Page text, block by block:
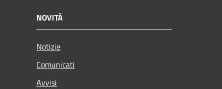
NOVITÀ
Notizie
Comunicati
Avvisi